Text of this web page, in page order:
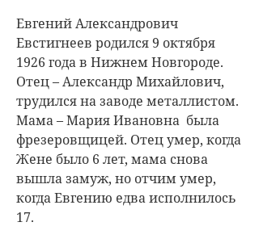
Евгений Александрович
Евстигнеев родился 9 октября
1926 года в Нижнем Новгороде.
Отец – Александр Михайлович,
трудился на заводе металлистом.
Мама – Мария Ивановна была
фрезеровщицей. Отец умер, когда
Жене было 6 лет, мама снова
вышла замуж, но отчим умер,
когда Евгению едва исполнилось
17.